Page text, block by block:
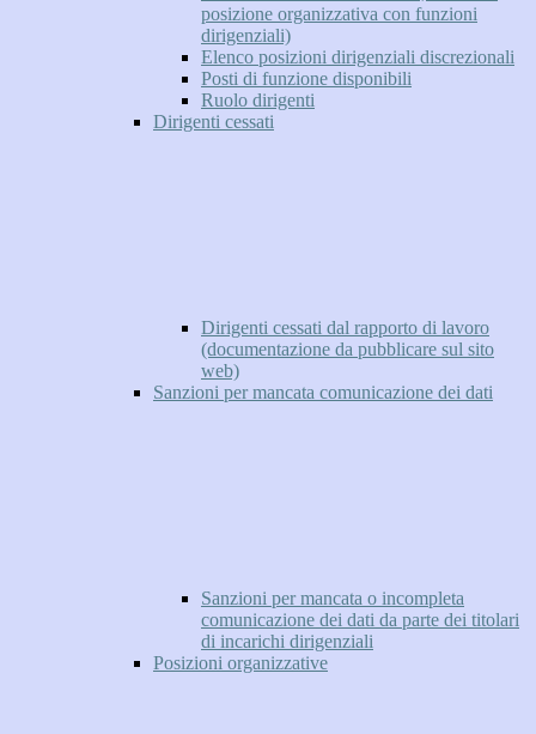
posizione organizzativa con funzioni
dirigenziali)
Elenco posizioni dirigenziali discrezionali
Posti di funzione disponibili
Ruolo dirigenti
Dirigenti cessati
Dirigenti cessati dal rapporto di lavoro
(documentazione da pubblicare sul sito
web)
Sanzioni per mancata comunicazione dei dati
Sanzioni per mancata o incompleta
comunicazione dei dati da parte dei titolari
di incarichi dirigenziali
Posizioni organizzative